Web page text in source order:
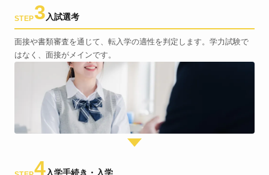
STEP3 入試選考
面接や書類審査を通じて、転入学の適性を判定します。学力試験で
はなく、面接がメインです。
4入学手続き・入学